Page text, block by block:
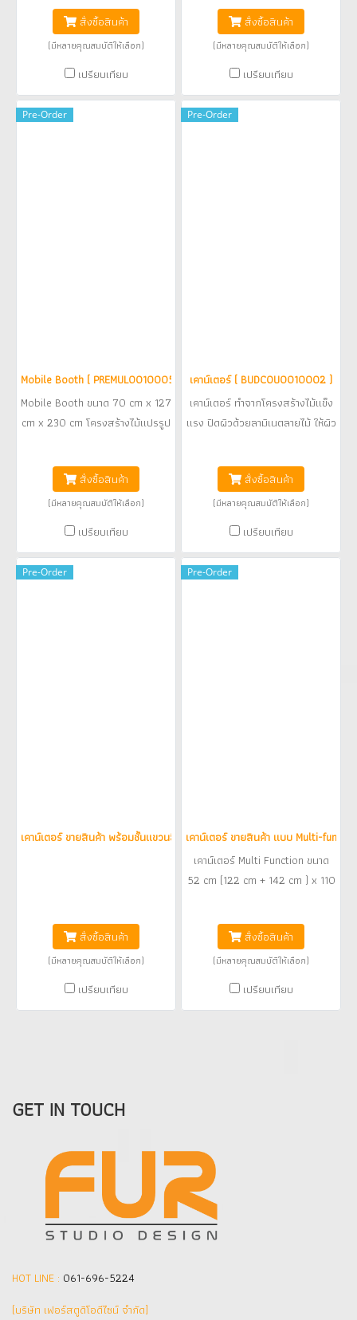
สั่งซื้อสินค้า
(มีหลายคุณสมบัติให้เลือก)
เปรียบเทียบ
สั่งซื้อสินค้า
(มีหลายคุณสมบัติให้เลือก)
เปรียบเทียบ
Pre-Order
Mobile Booth ( PREMUL0010005 )
Mobile Booth ขนาด 70 cm x 127
cm x 230 cm โครงสร้างไม้แปรรูป
และ สีตามแบรนด์ของสินค้า หรือ
ลูกค้าสามารถปรับเปลี่ยนสี ตาม
ต้องการ ติดตั้งไฟดาวน์ไลท์ 3 ดวง
เพิ่มแสงสว่าง โครงร้างป้ายป้ายด้าน
นสินค้า ฉลุตัวอักษรอะคริลิค ปิดทับ
ด้านหน้า Booth ด้านหลัง Mobile
สั่งซื้อสินค้า
(มีหลายคุณสมบัติให้เลือก)
เปรียบเทียบ
Pre-Order
เคาน์เตอร์ ( BUDCOU0010002 )
เคาน์เตอร์ ทำจากโครงสร้างไม้แข็ง
แรง ปิดผิวด้วยลามิเนตลายไม้ ให้ผิว
ไฟฟ้า 2 ชุด ด้านหน้าเคาน์เตอร์
ตกแต่งด้วยโลโก้ ทำสี ด้านหลังติด
ตั้งลิ้นชักพร้อมตัวล็อคกุญแจ *ราคา
ไม่รวมค่าขนส่ง
สั่งซื้อสินค้า
(มีหลายคุณสมบัติให้เลือก)
เปรียบเทียบ
Pre-Order
เคาน์เตอร์ ขายสินค้า พร้อมชั้นแขวนสินค้า ( BUDCOU0010001 )
สั่งซื้อสินค้า
(มีหลายคุณสมบัติให้เลือก)
เปรียบเทียบ
Pre-Order
เคาน์เตอร์ ขายสินค้า แบบ Multi-
เคาน์เตอร์ Multi Function ขนาด
52 cm (122 cm + 142 cm ) x 110
เกรด A ปิดด้วยลามิเนต สีขาว และ
ลายไม้ ให้ผิวสัมผัสเสมือนไม้จริง
ทนต่อการใช้งาน และรอยขีดข่วน -
แบ่งพื้นที่การทำงาน เป็น 2 ส่วน
ตั้งกระจกใส หนา 8 - 10 มม. ติดตั้ง
LED ส่องสว่างภายในตู้
สั่งซื้อสินค้า
(มีหลายคุณสมบัติให้เลือก)
เปรียบเทียบ
GET IN TOUCH
HOT LINE : 061-696-5224
(บริษัท เฟอร์สตูดิโอดีไซน์ จำกัด]